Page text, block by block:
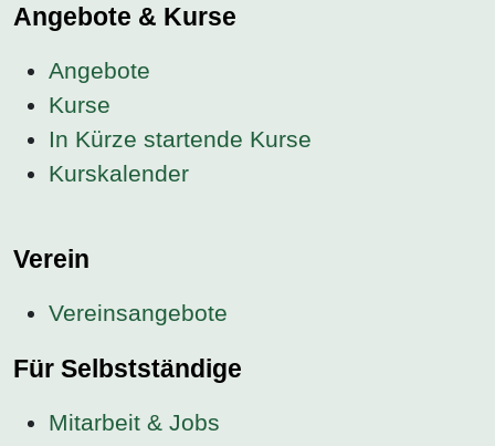
Angebote & Kurse
Angebote
Kurse
In Kürze startende Kurse
Kurskalender
Verein
Vereinsangebote
Für Selbstständige
Mitarbeit & Jobs